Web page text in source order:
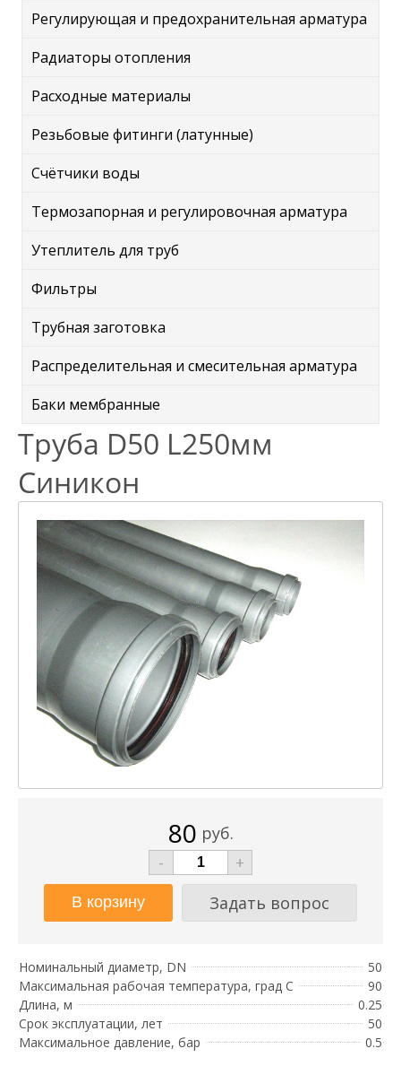
Регулирующая и предохранительная арматура
Радиаторы отопления
Расходные материалы
Резьбовые фитинги (латунные)
Счётчики воды
Термозапорная и регулировочная арматура
Утеплитель для труб
Фильтры
Трубная заготовка
Распределительная и смесительная арматура
Баки мембранные
Труба D50 L250мм
Синикон
80 руб.
-
+
Задать вопрос
Номинальный диаметр, DN
50
Максимальная рабочая температура, град С
90
Длина, м
0.25
Срок эксплуатации, лет
50
Максимальное давление, бар
0.5